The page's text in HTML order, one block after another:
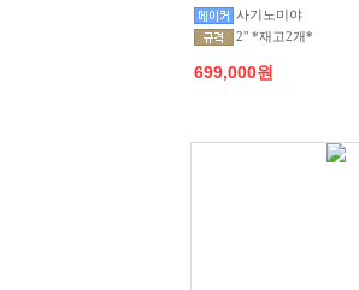
사기노미야
2" *재고2개*
699,000원